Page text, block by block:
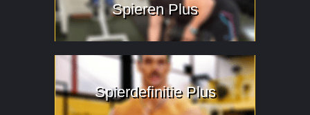
Spieren Plus
Spierdefinitie Plus